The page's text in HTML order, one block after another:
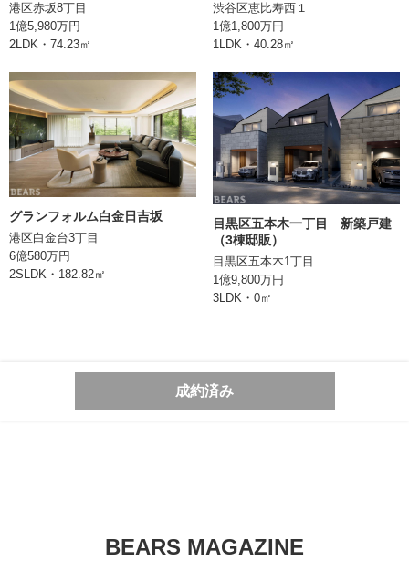
現況
取引形態 媒介
備考
情報登録日 2024/04/02
次回更新日
株式会社BEARS
東京都千代田区丸の内二丁目1番1号
港区赤坂8丁目
1億5,980万円
2LDK・74.23㎡
渋谷区恵比寿西１
1億1,800万円
1LDK・40.28㎡
グランフォルム白金日吉坂
港区白金台3丁目
6億580万円
2SLDK・182.82㎡
目黒区五本木一丁目 新築戸建
（3棟邸販）
目黒区五本木1丁目
1億9,800万円
3LDK・0㎡
成約済み
BEARS MAGAZINE